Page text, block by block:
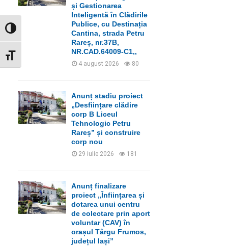
GLISOR NIVEL CONTRAST
GLISOR MĂRIME FONT
H
și Gestionarea
Inteligentă în Clădirile
Publice, cu Destinația
Cantina, strada Petru
Rareș, nr.37B,
NR.CAD.64009-C1,,
4 august 2026 80
Anunț stadiu proiect
„Desființare clădire
corp B Liceul
Tehnologic Petru
Rareș” și construire
corp nou
29 iulie 2026 181
Anunț finalizare
proiect „Înființarea și
dotarea unui centru
de colectare prin aport
voluntar (CAV) în
orașul Târgu Frumos,
județul Iași”